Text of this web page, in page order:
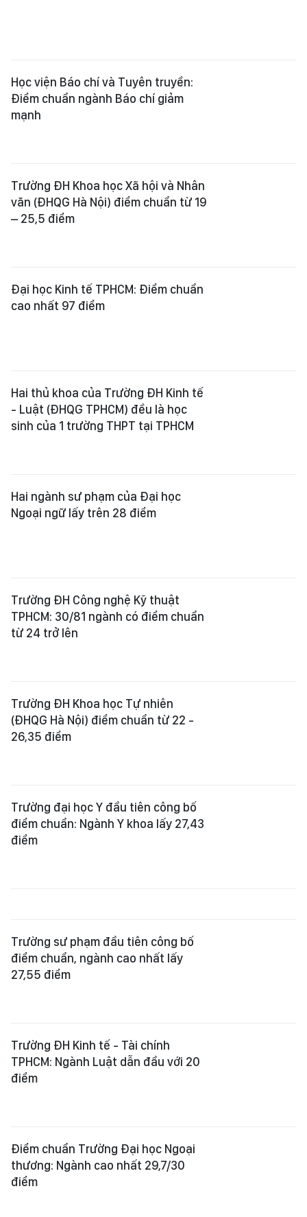
Học viện Báo chí và Tuyên truyền:
Điểm chuẩn ngành Báo chí giảm
mạnh
Trường ĐH Khoa học Xã hội và Nhân
văn (ĐHQG Hà Nội) điểm chuẩn từ 19
– 25,5 điểm
Đại học Kinh tế TPHCM: Điểm chuẩn
cao nhất 97 điểm
Hai thủ khoa của Trường ĐH Kinh tế
- Luật (ĐHQG TPHCM) đều là học
sinh của 1 trường THPT tại TPHCM
Hai ngành sư phạm của Đại học
Ngoại ngữ lấy trên 28 điểm
Trường ĐH Công nghệ Kỹ thuật
TPHCM: 30/81 ngành có điểm chuẩn
từ 24 trở lên
Trường ĐH Khoa học Tự nhiên
(ĐHQG Hà Nội) điểm chuẩn từ 22 -
26,35 điểm
Trường đại học Y đầu tiên công bố
điểm chuẩn: Ngành Y khoa lấy 27,43
điểm
Trường sư phạm đầu tiên công bố
điểm chuẩn, ngành cao nhất lấy
27,55 điểm
Trường ĐH Kinh tế - Tài chính
TPHCM: Ngành Luật dẫn đầu với 20
điểm
Điểm chuẩn Trường Đại học Ngoại
thương: Ngành cao nhất 29,7/30
điểm